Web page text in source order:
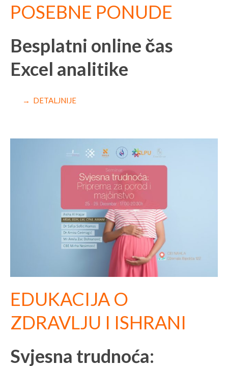
POSEBNE PONUDE
Besplatni online čas
Excel analitike
→ DETALJNIJE
EDUKACIJA O
ZDRAVLJU I ISHRANI
Svjesna trudnoća: